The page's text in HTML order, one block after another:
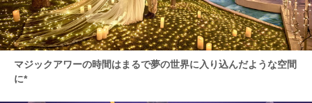
マジックアワーの時間はまるで夢の世界に入り込んだような空間
に*